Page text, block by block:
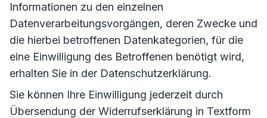
Informationen zu den einzelnen
Datenverarbeitungsvorgängen, deren Zwecke und
die hierbei betroffenen Datenkategorien, für die
eine Einwilligung des Betroffenen benötigt wird,
erhalten Sie in der Datenschutzerklärung.
Sie können Ihre Einwilligung jederzeit durch
Übersendung der Widerrufserklärung in Textform